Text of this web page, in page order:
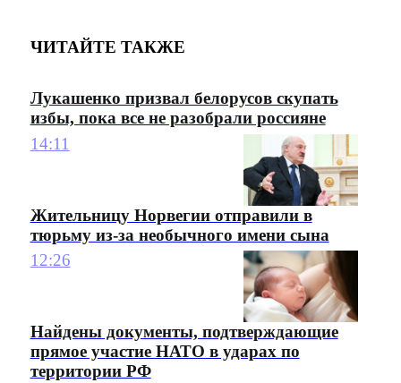
ЧИТАЙТЕ ТАКЖЕ
Лукашенко призвал белорусов скупать
избы, пока все не разобрали россияне
14:11
Жительницу Норвегии отправили в
тюрьму из-за необычного имени сына
12:26
Найдены документы, подтверждающие
прямое участие НАТО в ударах по
территории РФ